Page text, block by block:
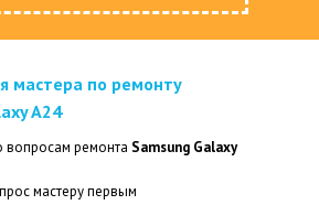
мастера по ремонту
A24
вопросам ремонта Samsung Galaxy
мастеру первым